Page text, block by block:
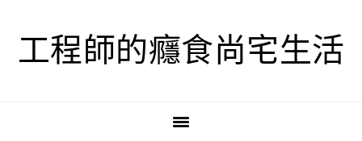
工程師的癮食尚宅生活